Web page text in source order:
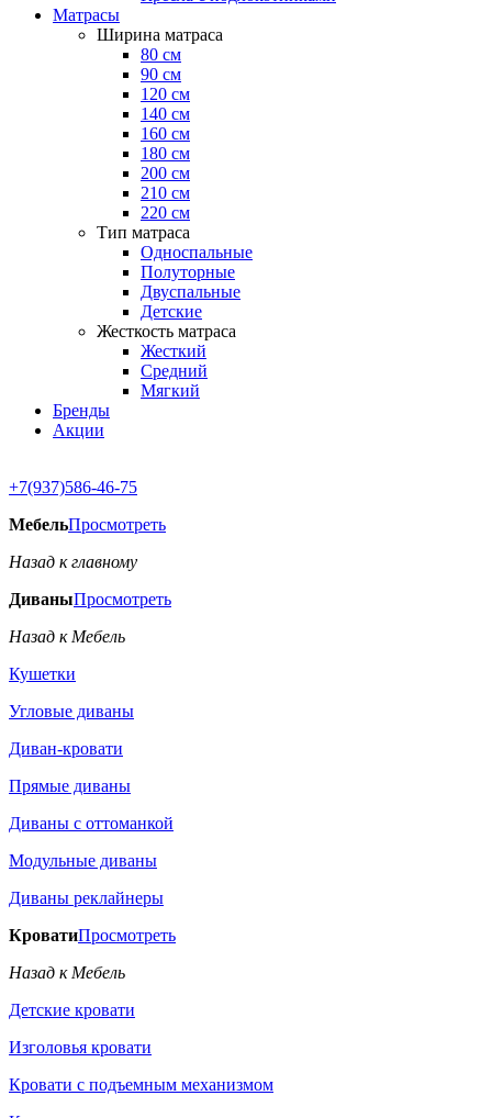
Матрасы
Ширина матраса
80 см
90 см
120 см
140 см
160 см
180 см
200 см
210 см
220 см
Тип матраса
Односпальные
Полуторные
Двуспальные
Детские
Жесткость матраса
Жесткий
Средний
Мягкий
Бренды
Акции
+7(937)586-46-75
МебельПросмотреть
Назад к главному
ДиваныПросмотреть
Назад к Мебель
Кушетки
Угловые диваны
Диван-кровати
Прямые диваны
Диваны с оттоманкой
Модульные диваны
Диваны реклайнеры
КроватиПросмотреть
Назад к Мебель
Детские кровати
Изголовья кровати
Кровати с подъемным механизмом